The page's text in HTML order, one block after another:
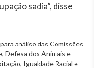
sadia”, disse
análise das Comissões
Defesa dos Animais e
Igualdade Racial e